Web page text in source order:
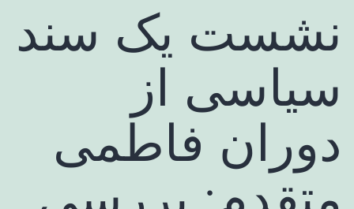
نشست یک سند
سیاسی از
دوران فاطمی